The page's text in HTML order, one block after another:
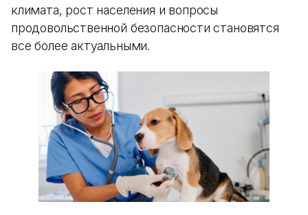
климата, рост населения и вопросы
продовольственной безопасности становятся
все более актуальными.